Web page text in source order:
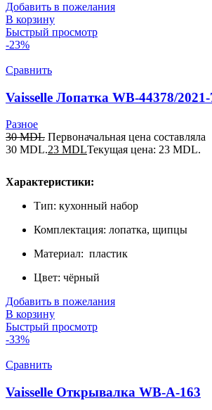
Добавить в пожелания
В корзину
Быстрый просмотр
-23%
Сравнить
Vaisselle Лопатка WB-44378/
Разное
30MDL Первоначальная цена составляла
30 MDL.23 MDLТекущая цена: 23 MDL.
Характеристики:
Тип: кухонный набор
Комплектация: лопатка, щипцы
Материал: пластик
Цвет: чёрный
Добавить в пожелания
В корзину
Быстрый просмотр
-33%
Сравнить
Vaisselle Открывалка WB-A-163